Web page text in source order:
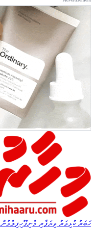
ހަބަރުކުޅިވަރު ވިޔަފާރި މުނިފޫހިފިލުވުން